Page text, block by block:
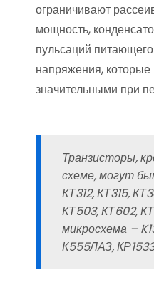
ограничивают
мощность,
пульсаций
напряжения, которые
значительными при
Транзисторы,
схеме, могут
КТ312, КТ315,
КТ503, КТ602,
микросхема –
К555ЛАЗ,